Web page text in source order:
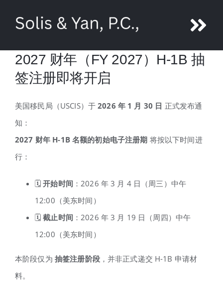
About Ni Yan
Legal Services
Media
Contact us
2027 财年（FY 2027）H-1B 抽
签注册即将开启
美国移民局（USCIS）于2026 年 1 月 30 日 正式发布通
知：
2027 财年 H-1B 名额的初始电子注册期 将按以下时间进
行：
🗓开始时间：2026 年 3 月 4 日（周三）中午
12:00（美东时间）
🗓截止时间：2026 年 3 月 19 日（周四）中午
12:00（美东时间）
本阶段仅为 抽签注册阶段，并非正式递交 H-1B 申请材
料。